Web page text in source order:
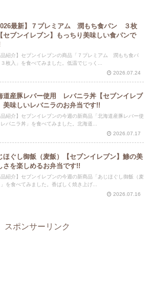
最新】７プレミアム 潤もち食パン ３枚
セブンイレブン】もっちり美味しい食パンで
品紹介】セブンイレブンの商品「７プレミアム 潤もち食パ
枚入」を食べてみました。低温でじっく...
2026.07.24
道産豚レバー使用 レバニラ丼【セブンイレブ
美味しいレバニラのお弁当です!!
品紹介】セブンイレブンの今週の新商品「北海道産豚レバー使
バニラ丼」を食べてみました。北海道...
2026.07.17
ほぐし御飯（麦飯）【セブンイレブン】鯵の美
さを楽しめるお弁当です!!
品紹介】セブンイレブンの今週の新商品「あじほぐし御飯（麦
を食べてみました。香ばしく焼き上げ...
2026.07.16
スポンサーリンク